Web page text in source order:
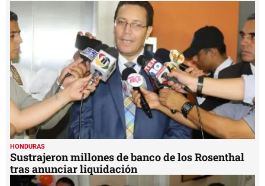
HONDURAS
Sustrajeron millones de banco de los Rosenthal
tras anunciar liquidación